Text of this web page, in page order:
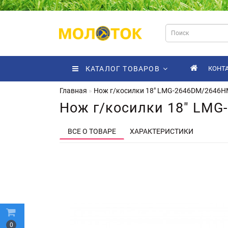
0
КАТАЛОГ ТОВАРОВ
Главная Нож г/косилки 18" LMG-2646DM/
Нож г/косилки 18"
ВСЕ О ТОВАРЕ ХАРАКТЕРИСТИКИ